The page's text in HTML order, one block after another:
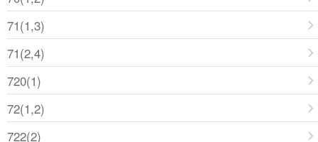
71(1,3)
71(2,4)
720(1)
72(1,2)
722(2)